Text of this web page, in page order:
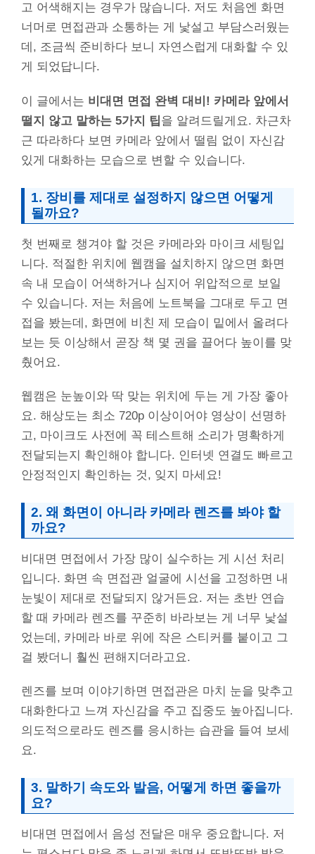
고 어색해지는 경우가 많습니다. 저도 처음엔 화면
너머로 면접관과 소통하는 게 낯설고 부담스러웠는
데, 조금씩 준비하다 보니 자연스럽게 대화할 수 있
게 되었답니다.
이 글에서는 비대면 면접 완벽 대비! 카메라 앞에서
떨지 않고 말하는 5가지 팁을 알려드릴게요. 차근차
근 따라하다 보면 카메라 앞에서 떨림 없이 자신감
있게 대화하는 모습으로 변할 수 있습니다.
1. 장비를 제대로 설정하지 않으면 어떻게
될까요?
첫 번째로 챙겨야 할 것은 카메라와 마이크 세팅입
니다. 적절한 위치에 웹캠을 설치하지 않으면 화면
속 내 모습이 어색하거나 심지어 위압적으로 보일
수 있습니다. 저는 처음에 노트북을 그대로 두고 면
접을 봤는데, 화면에 비친 제 모습이 밑에서 올려다
보는 듯 이상해서 곧장 책 몇 권을 끌어다 높이를 맞
췄어요.
웹캠은 눈높이와 딱 맞는 위치에 두는 게 가장 좋아
요. 해상도는 최소 720p 이상이어야 영상이 선명하
고, 마이크도 사전에 꼭 테스트해 소리가 명확하게
전달되는지 확인해야 합니다. 인터넷 연결도 빠르고
안정적인지 확인하는 것, 잊지 마세요!
2. 왜 화면이 아니라 카메라 렌즈를 봐야 할
까요?
비대면 면접에서 가장 많이 실수하는 게 시선 처리
입니다. 화면 속 면접관 얼굴에 시선을 고정하면 내
눈빛이 제대로 전달되지 않거든요. 저는 초반 연습
할 때 카메라 렌즈를 꾸준히 바라보는 게 너무 낯설
었는데, 카메라 바로 위에 작은 스티커를 붙이고 그
걸 봤더니 훨씬 편해지더라고요.
렌즈를 보며 이야기하면 면접관은 마치 눈을 맞추고
대화한다고 느껴 자신감을 주고 집중도 높아집니다.
의도적으로라도 렌즈를 응시하는 습관을 들여 보세
요.
3. 말하기 속도와 발음, 어떻게 하면 좋을까
요?
비대면 면접에서 음성 전달은 매우 중요합니다. 저